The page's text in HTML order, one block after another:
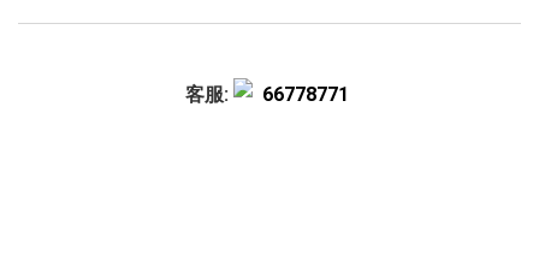
客服: 66778771